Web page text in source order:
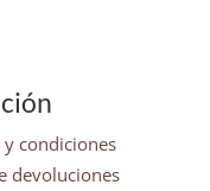
condiciones
devoluciones